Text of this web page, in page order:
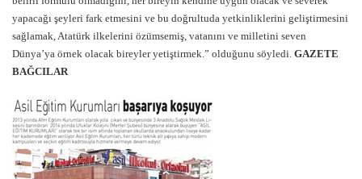
yapacağı şeyleri fark etmesini ve bu doğrultuda yetkinliklerini geliştirmesini
sağlamak, Atatürk ilkelerini özümsemiş, vatanını ve milletini seven
Dünya’ya örnek olacak bireyler yetiştirmek.” olduğunu söyledi. GAZETE
BAĞCILAR